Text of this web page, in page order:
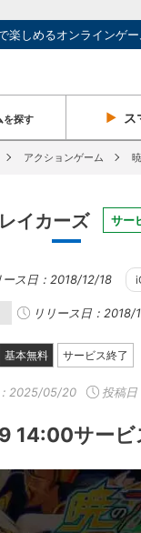
楽しめるオンラインゲー
を探す ス
アクションゲーム
イカーズ サー
ース日：2018/12/18
リリース日：2018/
基本無料 サービス終了
2025/05/20 投稿
14:00サービ